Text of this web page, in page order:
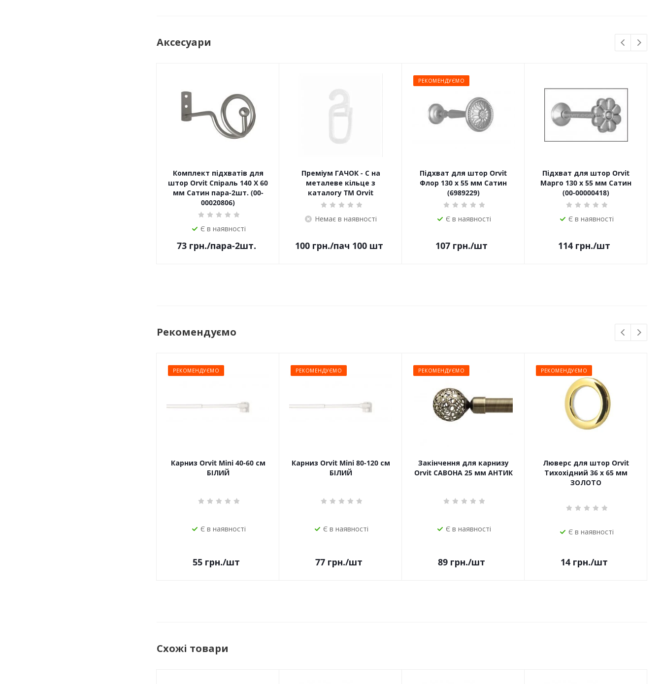
Аксесуари
Комплект підхватів для
штор Orvit Спіраль 140 Х 60
мм Сатин пара-2шт. (00-
00020806)
Є в наявності
73грн./пара-2шт.
Преміум ГАЧОК - С на
металеве кільце з
каталогу TM Orvit
Немає в наявності
100грн./пач 100 шт
РЕКОМЕНДУЄМО
Підхват для штор Orvit
Флор 130 х 55 мм Сатин
(6989229)
Є в наявності
107 грн./шт
Підхват для штор Orvit
Марго 130 х 55 мм Сатин
(00-00000418)
Є в наявності
114 грн./шт
Рекомендуємо
РЕКОМЕНДУЄМО
Карниз Orvit Mini 40-60 см
БІЛИЙ
Є в наявності
55 грн./шт
РЕКОМЕНДУЄМО
Карниз Orvit Mini 80-120 см
БІЛИЙ
Є в наявності
77 грн./шт
РЕКОМЕНДУЄМО
Закінчення для карнизу
Orvit САВОНА 25 мм АНТИК
Є в наявності
89 грн./шт
РЕКОМЕНДУЄМО
Люверс для штор Orvit
Тихохідний 36 х 65 мм
ЗОЛОТО
Є в наявності
14 грн./шт
Схожі товари